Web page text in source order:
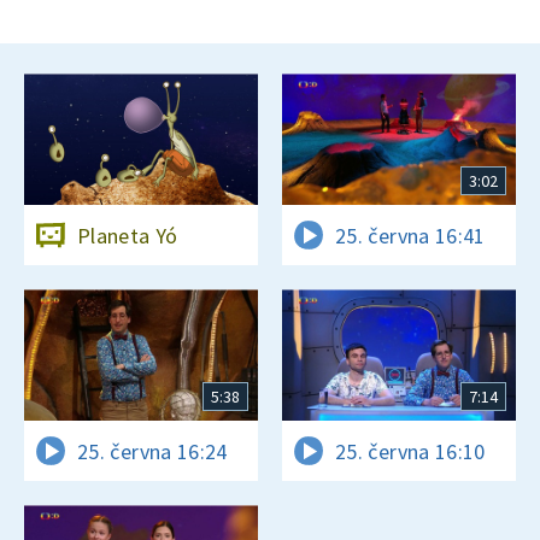
Planeta Yó
3:02
25. června 16:41
5:38
25. června 16:24
7:14
25. června 16:10